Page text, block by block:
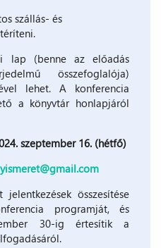
szállás- és
lap (benne az előadás
összefoglalója)
lehet. A konferencia
a könyvtár honlapjáról
szeptember 16. (hétfő)
összesítése
programját, és
30-ig értesítik a